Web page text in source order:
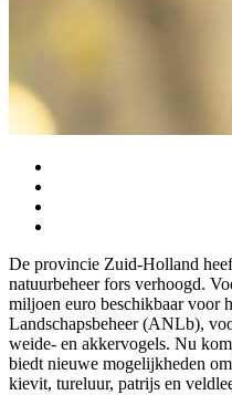
De provincie Zuid-Holland
natuurbeheer fors verhoogd.
miljoen euro beschikbaar voor
Landschapsbeheer (ANLb),
weide- en akkervogels. Nu
biedt nieuwe mogelijkheden
kievit, tureluur, patrijs en